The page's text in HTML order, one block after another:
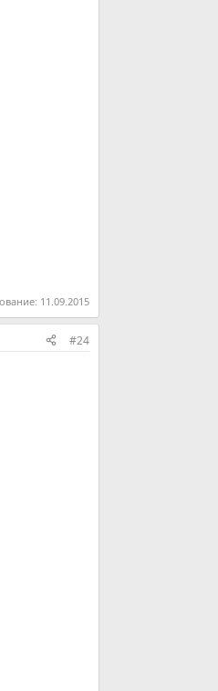
11.09.2015
#24